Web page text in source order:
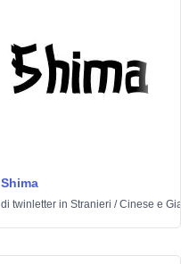
Shima
di twinletter in Stranieri /Cinese e